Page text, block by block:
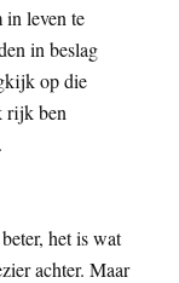
in leven te
in beslag
op die
rijk ben
het is wat
achter. Maar